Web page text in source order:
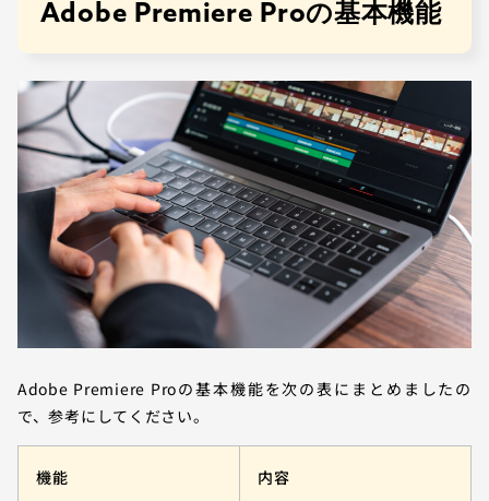
Adobe Premiere Proの基本機能
Adobe Premiere Proの基本機能を次の表にまとめましたの
で、参考にしてください。
機能 内容